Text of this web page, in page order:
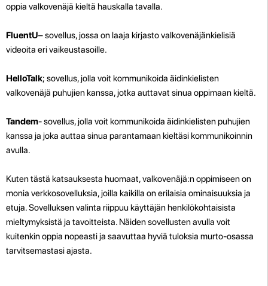
oppia valkovenäjä kieltä hauskalla tavalla.
FluentU– sovellus, jossa on laaja kirjasto valkovenäjänkielisiä
videoita eri vaikeustasoille.
HelloTalk; sovellus, jolla voit kommunikoida äidinkielisten
valkovenäjä puhujien kanssa, jotka auttavat sinua oppimaan kieltä.
Tandem- sovellus, jolla voit kommunikoida äidinkielisten puhujien
kanssa ja joka auttaa sinua parantamaan kieltäsi kommunikoinnin
avulla.
Kuten tästä katsauksesta huomaat, valkovenäjä:n oppimiseen on
monia verkkosovelluksia, joilla kaikilla on erilaisia ominaisuuksia ja
etuja. Sovelluksen valinta riippuu käyttäjän henkilökohtaisista
mieltymyksistä ja tavoitteista. Näiden sovellusten avulla voit
kuitenkin oppia nopeasti ja saavuttaa hyviä tuloksia murto-osassa
tarvitsemastasi ajasta.